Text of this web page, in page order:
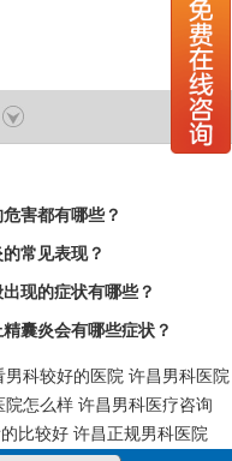
害都有哪些？
常见表现？
现的症状有哪些？
囊炎会有哪些症状？
男科较好的医院 许昌男科医院
院怎么样 许昌男科医疗咨询
比较好 许昌正规男科医院